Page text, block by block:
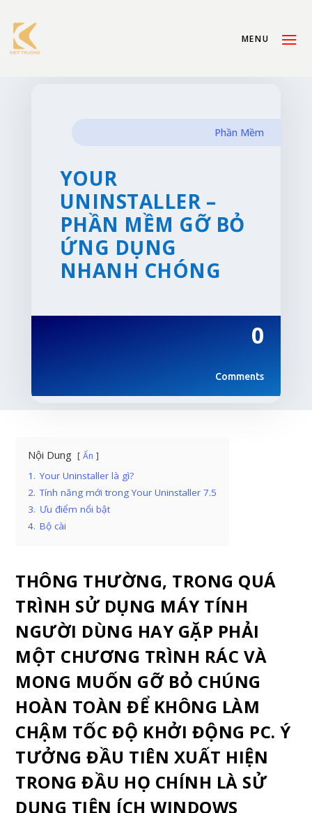
Phần Mềm
YOUR
UNINSTALLER –
PHẦN MỀM GỠ BỎ
ỨNG DỤNG
NHANH CHÓNG
0
Comments
Nội Dung Ẩn
1. Your Uninstaller là gì?
2. Tính năng mới trong Your Uninstaller 7.5
3. Ưu điểm nổi bật
4. Bộ cài
THÔNG THƯỜNG, TRONG QUÁ
TRÌNH SỬ DỤNG MÁY TÍNH
NGƯỜI DÙNG HAY GẶP PHẢI
MỘT CHƯƠNG TRÌNH RÁC VÀ
MONG MUỐN GỠ BỎ CHÚNG
HOÀN TOÀN ĐỂ KHÔNG LÀM
CHẬM TỐC ĐỘ KHỞI ĐỘNG PC. Ý
TƯỞNG ĐẦU TIÊN XUẤT HIỆN
TRONG ĐẦU HỌ CHÍNH LÀ SỬ
DỤNG TIỆN ÍCH WINDOWS